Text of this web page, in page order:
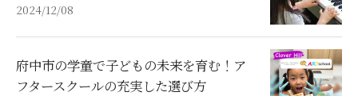
2024/12/08
府中市の学童で子どもの未来を育む！ア
フタースクールの充実した選び方